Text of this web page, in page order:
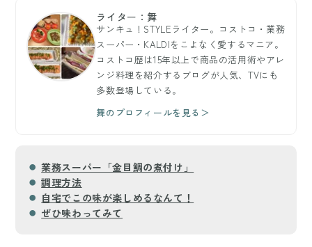
ライター：舞
サンキュ！STYLEライター。コストコ・業務
スーパー・KALDIをこよなく愛するマニア。
コストコ歴は15年以上で商品の活用術やアレ
ンジ料理を紹介するブログが人気、TVにも
多数登場している。
舞のプロフィールを見る＞
業務スーパー「金目鯛の煮付け」
調理方法
自宅でこの味が楽しめるなんて！
ぜひ味わってみて